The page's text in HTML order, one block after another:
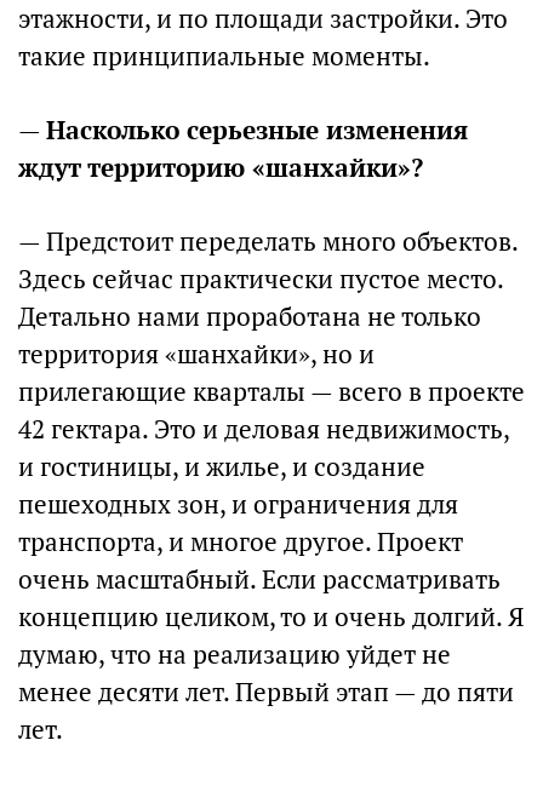
этажности, и по площади застройки. Это
такие принципиальные моменты.
—Насколько серьезные изменения
ждут территорию «шанхайки»?
— Предстоит переделать много объектов.
Здесь сейчас практически пустое место.
Детально нами проработана не только
территория «шанхайки», но и
прилегающие кварталы — всего в проекте
42 гектара. Это и деловая недвижимость,
и гостиницы, и жилье, и создание
пешеходных зон, и ограничения для
транспорта, и многое другое. Проект
очень масштабный. Если рассматривать
концепцию целиком, то и очень долгий. Я
думаю, что на реализацию уйдет не
менее десяти лет. Первый этап — до пяти
лет.